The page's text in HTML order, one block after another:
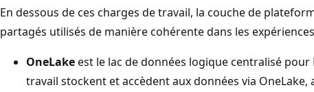
En dessous de ces charges de travail, la couche de
partagés utilisés de manière cohérente dans les
OneLakeest le lac de données logique centralisé pour
travail stockent et accèdent aux données via OneLake,